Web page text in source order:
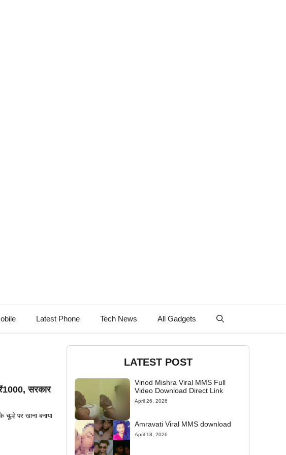
Latest Phone Tech News All Gadgets
सरकार
पर खाना बनाया
LATEST POST
Vinod Mishra Viral MMS Full
Video Download Direct Link
April 26, 2026
Amravati Viral MMS download
April 18, 2026